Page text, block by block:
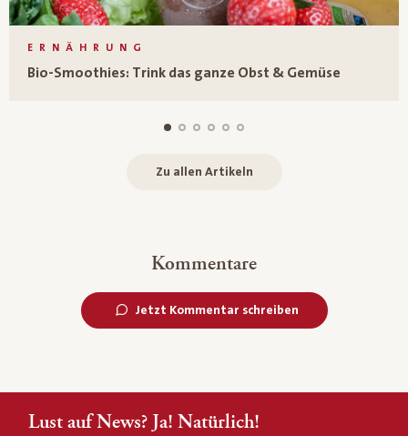
ERNÄHRUNG
Bio-Smoothies: Trink das ganze Obst & Gemüse
Zu allen Artikeln
Kommentare
Jetzt Kommentar schreiben
Lust auf News? Ja! Natürlich!